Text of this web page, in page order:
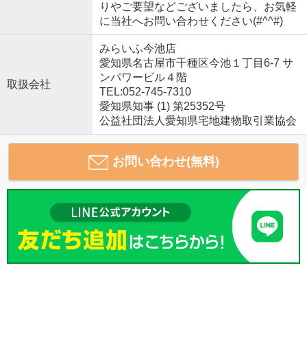
りやご要望などございましたら、お気軽
に当社へお問い合わせください(#^^#)
取扱会社
みらいふ今池店
愛知県名古屋市千種区今池１丁目6-7 サ
ンパワービル４階
TEL:052-745-7310
愛知県知事 (1) 第25352号
公益社団法人愛知県宅地建物取引業協会
お問い合わせ(無料)